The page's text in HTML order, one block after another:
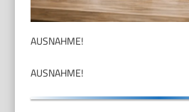
AUSNAHME!
AUSNAHME!